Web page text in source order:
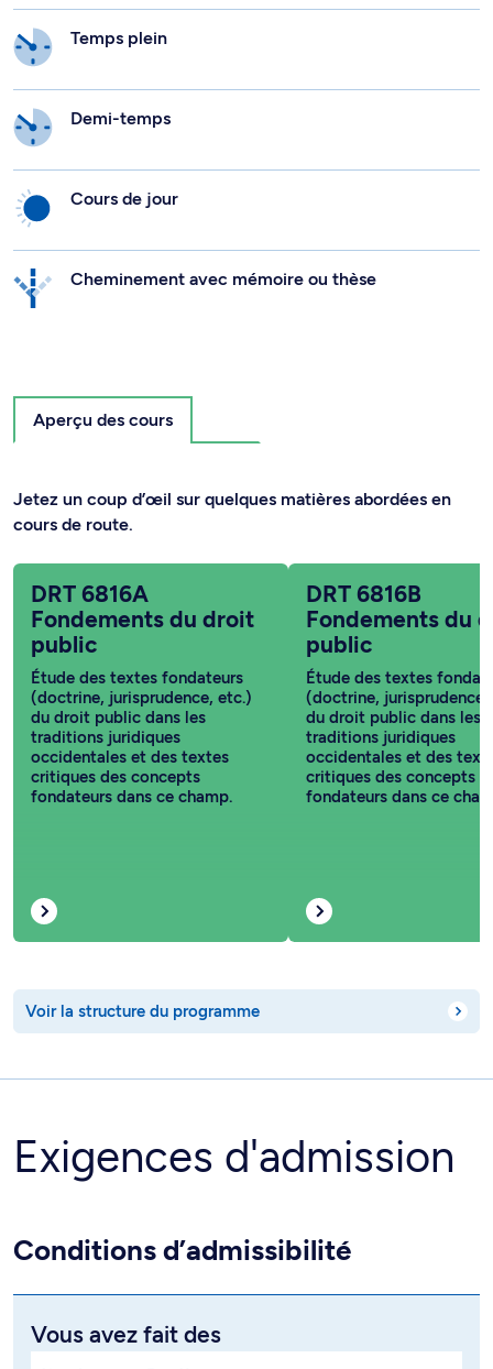
Temps plein
Demi-temps
Cours de jour
Cheminement avec mémoire ou thèse
Aperçu des cours
Jetez un coup d’œil sur quelques matières abordées en
cours de route.
DRT 6816A
Fondements du droit
public
Étude des textes fondateurs
(doctrine, jurisprudence, etc.)
du droit public dans les
traditions juridiques
occidentales et des textes
critiques des concepts
fondateurs dans ce champ.
DRT 6816B
Fondements du
public
Étude des textes
(doctrine, jurisprudence,
du droit public dans les
traditions juridiques
occidentales et des
critiques des concepts
fondateurs dans ce
Voir la structure du programme
Exigences d'admission
Conditions d’admissibilité
Vous avez fait des